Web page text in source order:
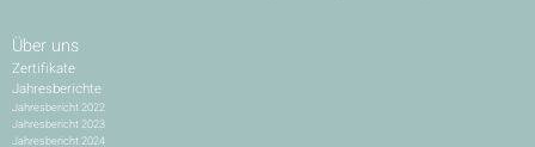
Über uns
Zertifikate
Jahresberichte
Jahresbericht 2022
Jahresbericht 2023
Jahresbericht 2024